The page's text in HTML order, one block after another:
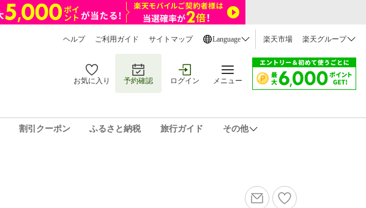
ヘルプ ご利用ガイド サイトマップ Language 楽天市場 楽天グループ
お気に入り 予約確認 ログイン メニュー
割引クーポン ふるさと納税 旅行ガイド その他